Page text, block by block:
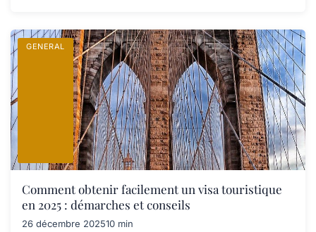
GENERAL
Comment obtenir facilement un visa touristique
en 2025 : démarches et conseils
26 décembre 202510 min